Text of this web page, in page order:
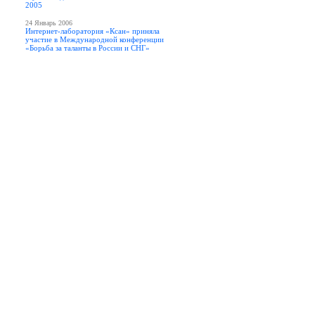
2005
24 Январь 2006
Интернет-лаборатория «Ксан» приняла
участие в Международной конференции
«Борьба за таланты в России и СНГ»